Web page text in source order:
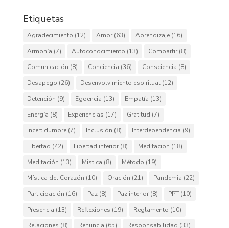
Etiquetas
Agradecimiento (12) Amor(63) Aprendizaje(16)
Armonía (7) Autoconocimiento (13) Compartir(8)
Comunicación (8) Conciencia (36) Consciencia (8)
Desapego (26) Desenvolvimiento espiritual(12)
Detención (9) Egoencia (13) Empatía (13)
Energía (8) Experiencias (17) Gratitud (7)
Incertidumbre(7) Inclusión (8) Interdependencia (9)
Libertad (42) Libertad interior(8) Meditacion (18)
Meditación (13) Mistica (8) Método (19)
Mística del Corazón (10) Oración (21) Pandemia (22)
Participación (16) Paz(8) Paz interior(8) PPT(10)
Presencia (13) Reflexiones (19) Reglamento (10)
Relaciones (8) Renuncia (65) Responsabilidad (33)